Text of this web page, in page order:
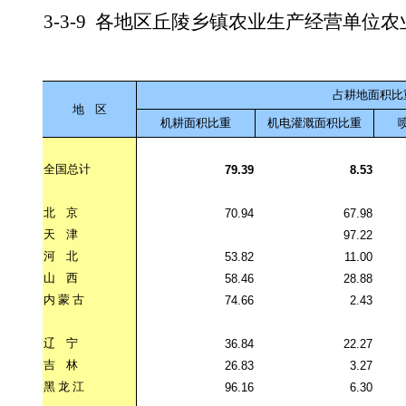
3-3-9 各地区丘陵乡镇农业生产经营单位
地 区
占耕地面积比
机耕面积比重 机电灌溉面积比重
全国总计 79.39 8.53
北 京 70.94
67.98
天
津
97.22
河
北 53.82
11.00
山
西 58.46
28.88
内 蒙 古 74.66 2.43
辽 宁 36.84
22.27
吉
林 26.83
3.27
黑 龙 江 96.16 6.30